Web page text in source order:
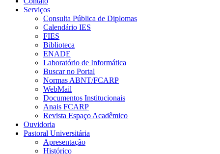
Serviços
Consulta Pública de Diplomas
Calendário IES
FIES
Biblioteca
ENADE
Laboratório de Informática
Buscar no Portal
Normas ABNT/FCARP
WebMail
Documentos Institucionais
Anais FCARP
Revista Espaço Acadêmico
Ouvidoria
Pastoral Universitária
Apresentação
Histórico